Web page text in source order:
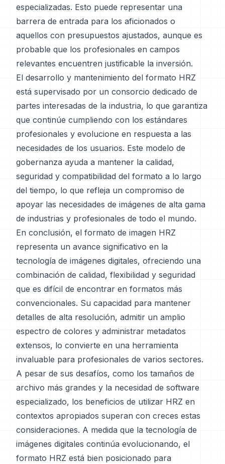
especializadas. Esto puede representar una
barrera de entrada para los aficionados o
aquellos con presupuestos ajustados, aunque es
probable que los profesionales en campos
relevantes encuentren justificable la inversión.
El desarrollo y mantenimiento del formato HRZ
está supervisado por un consorcio dedicado de
partes interesadas de la industria, lo que garantiza
que continúe cumpliendo con los estándares
profesionales y evolucione en respuesta a las
necesidades de los usuarios. Este modelo de
gobernanza ayuda a mantener la calidad,
seguridad y compatibilidad del formato a lo largo
del tiempo, lo que refleja un compromiso de
apoyar las necesidades de imágenes de alta gama
de industrias y profesionales de todo el mundo.
En conclusión, el formato de imagen HRZ
representa un avance significativo en la
tecnología de imágenes digitales, ofreciendo una
combinación de calidad, flexibilidad y seguridad
que es difícil de encontrar en formatos más
convencionales. Su capacidad para mantener
detalles de alta resolución, admitir un amplio
espectro de colores y administrar metadatos
extensos, lo convierte en una herramienta
invaluable para profesionales de varios sectores.
A pesar de sus desafíos, como los tamaños de
archivo más grandes y la necesidad de software
especializado, los beneficios de utilizar HRZ en
contextos apropiados superan con creces estas
consideraciones. A medida que la tecnología de
imágenes digitales continúa evolucionando, el
formato HRZ está bien posicionado para